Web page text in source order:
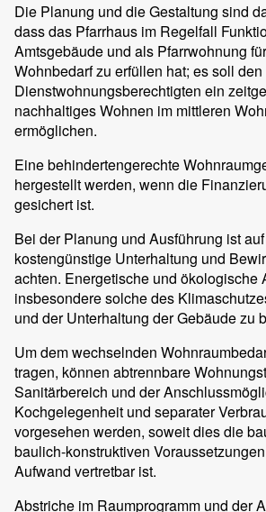
Die Planung und die Gestaltung sind
dass das Pfarrhaus im Regelfall
Amtsgebäude und als Pfarrwohnung
Wohnbedarf zu erfüllen hat; es soll den
Dienstwohnungsberechtigten ein
nachhaltiges Wohnen im mittleren
ermöglichen.
Eine behindertengerechte
hergestellt werden, wenn die
gesichert ist.
Bei der Planung und Ausführung ist
kostengünstige Unterhaltung und
achten. Energetische und ökologische
insbesondere solche des
und der Unterhaltung der Gebäude zu
Um dem wechselnden
tragen, können abtrennbare
Sanitärbereich und der
Kochgelegenheit und separater
vorgesehen werden, soweit dies die
baulich-konstruktiven
Aufwand vertretbar ist.
Abstriche im Raumprogramm und der